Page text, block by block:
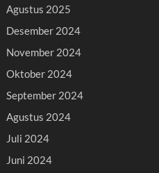
Agustus 2025
Desember 2024
November 2024
Oktober 2024
September 2024
Agustus 2024
Juli 2024
Juni 2024